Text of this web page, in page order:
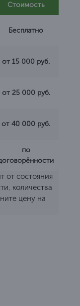
Стоимость
Бесплатно
от 15 000 руб.
от 25 000 руб.
от 40 000 руб.
по
от состояния
количества
цену на